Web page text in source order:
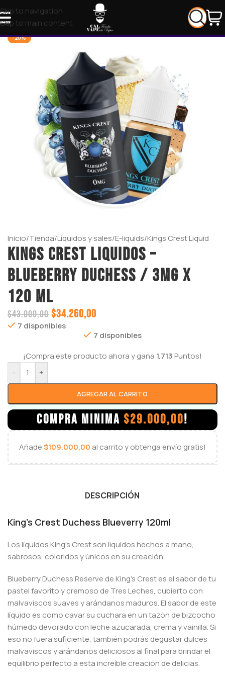
Skip to navigation
Skip to main content
-20%
Inicio/Tienda/Líquidos y sales/E-liquids/Kings Crest Liquid
KINGS CREST LIQUIDOS –
BLUEBERRY DUCHESS / 3mg x
120 ml
$43.000,00 $34.260,00
7 disponibles
7 disponibles
¡Compra este producto ahora y gana 1.713Puntos!
-
+
AGREGAR AL CARRITO
COMPRA MINIMA $29.000,00!
Añade$109.000,00 al carrito y obtenga envío gratis!
DESCRIPCIÓN
King’s Crest Duchess Blueverry 120ml
Los líquidos King’s Crest son lìquidos hechos a mano,
sabrosos, coloridos y únicos en su creación.
Blueberry Duchess Reserve de King’s Crest es el sabor de tu
pastel favorito y cremoso de Tres Leches, cubierto con
malvaviscos suaves y arándanos maduros. El sabor de este
líquido es como cavar su cuchara en un tazón de bizcocho
húmedo devorado con leche azucarada, crema y vainilla. Si
eso no fuera suficiente, también podrás degustar dulces
malvaviscos y arándanos deliciosos al final para brindar el
equilibrio perfecto a esta increíble creación de delicias.